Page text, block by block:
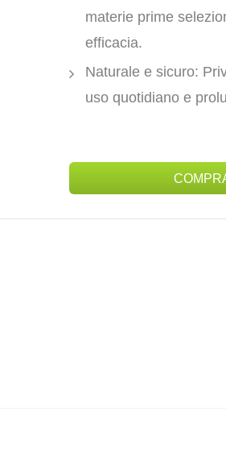
materie prime
efficacia.
Naturale e sicuro:
uso quotidiano e